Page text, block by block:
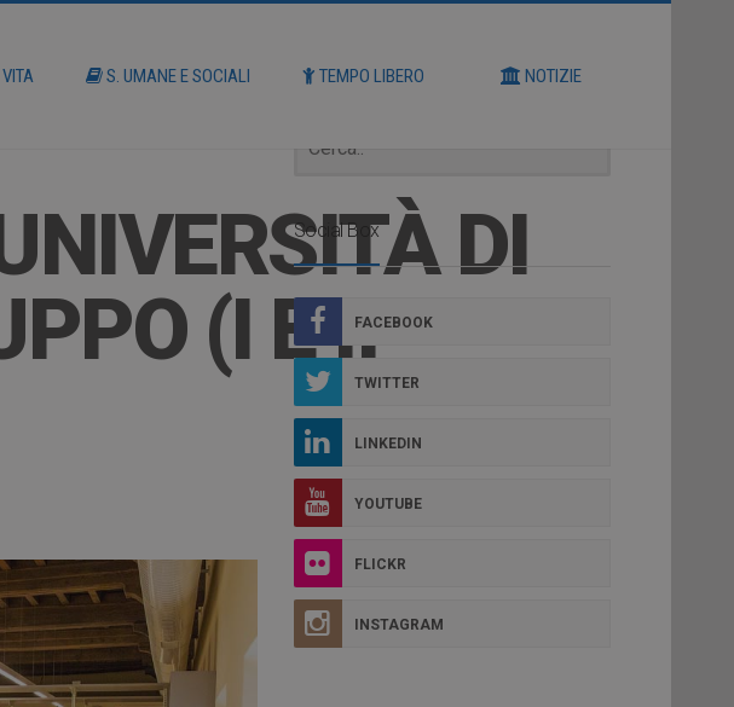
S. UMANE E SOCIALI TEMPO LIBERO NOTIZIE
DI
(I E II
Social Box
FACEBOOK
TWITTER
LINKEDIN
YOUTUBE
FLICKR
INSTAGRAM